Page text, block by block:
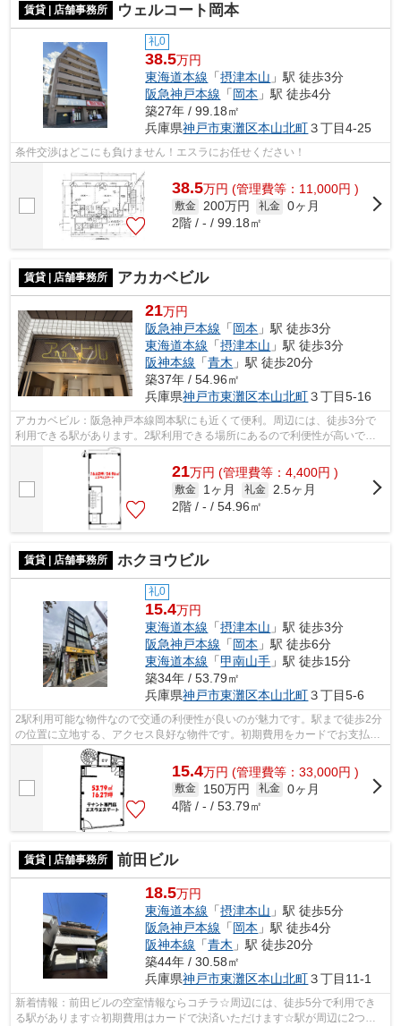
賃貸 | 店舗事務所 ウェルコート岡本
礼0
38.5万円
東海道本線 「摂津本山 」駅 徒歩3分
阪急神戸本線 「岡本 」駅 徒歩4分
築27年 / 99.18㎡
兵庫県神戸市東灘区本山北町３丁目4-25
条件交渉はどこにも負けません！エスラにお任せください！
38.5万円 (管理費等：11,000円 )
敷金 200万円 礼金 0ヶ月
2階 / - / 99.18㎡
賃貸 | 店舗事務所 アカカベビル
21万円
阪急神戸本線 「岡本 」駅 徒歩3分
東海道本線 「摂津本山 」駅 徒歩3分
阪神本線 「青木 」駅 徒歩20分
築37年 / 54.96㎡
兵庫県神戸市東灘区本山北町３丁目5-16
アカカベビル：阪急神戸本線岡本駅にも近くて便利。周辺には、徒歩3分で
利用できる駅があります。2駅利用できる場所にあるので利便性が高いで
す。初期費用はカードで決済いただけます。
21万円 (管理費等：4,400円 )
敷金 1ヶ月 礼金
2.5ヶ月
2階 / - / 54.96㎡
賃貸 | 店舗事務所 ホクヨウビル
礼0
15.4万円
東海道本線 「摂津本山 」駅 徒歩3分
阪急神戸本線 「岡本 」駅 徒歩6分
東海道本線 「甲南山手 」駅 徒歩15分
築34年 / 53.79㎡
兵庫県神戸市東灘区本山北町３丁目5-6
2駅利用可能な物件なので交通の利便性が良いのが魅力です。駅まで徒歩2分
の位置に立地する、アクセス良好な物件です。初期費用をカードでお支払い
いただけるので、カードで決済したい...
15.4万円 (管理費等：33,000円 )
敷金 150万円 礼金 0ヶ月
4階 / - / 53.79㎡
賃貸 | 店舗事務所 前田ビル
18.5万円
東海道本線 「摂津本山 」駅 徒歩5分
阪急神戸本線 「岡本 」駅 徒歩4分
阪神本線 「青木 」駅 徒歩20分
築44年 / 30.58㎡
兵庫県神戸市東灘区本山北町３丁目11-1
新着情報：前田ビルの空室情報ならコチラ☆周辺には、徒歩5分で利用でき
る駅があります☆初期費用はカードで決済いただけます☆駅が周辺に2つあ